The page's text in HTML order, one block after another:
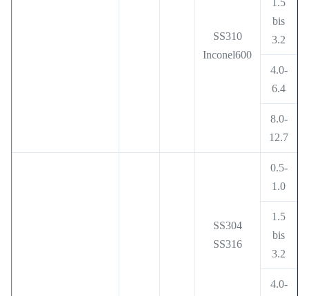
SS310
Inconel600
1.5
bis
3.2
4.0-
6.4
8.0-
12.7
SS304
SS316
0.5-
1.0
1.5
bis
3.2
4.0-